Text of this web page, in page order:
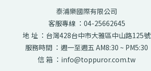
泰浦樂國際有限公司
客服專線 ：04-25662645
地 址 ：台灣428台中市大雅區中山路125號
服務時間 ：週一至週五 AM8:30 ~ PM5:30
信 箱 ：info@toppuror.com.tw